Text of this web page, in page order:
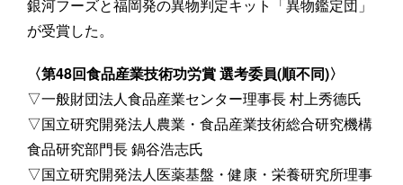
銀河フーズと福岡発の異物判定キット「異物鑑定団」
が受賞した。
〈第48回食品産業技術功労賞 選考委員(順不同)〉
▽一般財団法人食品産業センター理事長 村上秀德氏
▽国立研究開発法人農業・食品産業技術総合研究機構
食品研究部門長 鍋谷浩志氏
▽国立研究開発法人医薬基盤・健康・栄養研究所理事